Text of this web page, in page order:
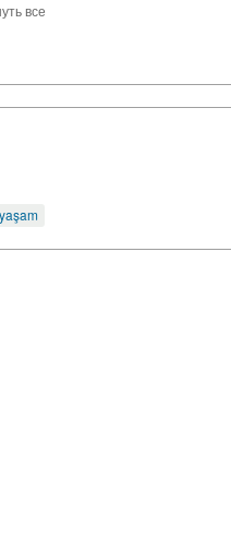
все
yaşam